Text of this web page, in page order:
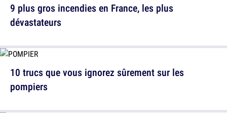
10 trucs que vous ignorez sûrement sur les
pompiers
9 plus gros incendies en France, les plus
dévastateurs